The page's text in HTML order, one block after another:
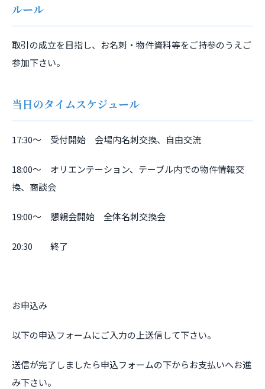
ルール
取引の成立を目指し、お名刺・物件資料等をご持参のうえご
参加下さい。
当日のタイムスケジュール
17:30～ 受付開始 会場内名刺交換、自由交流
18:00～ オリエンテーション、テーブル内での物件情報交
換、商談会
19:00～ 懇親会開始 全体名刺交換会
20:30 終了
お申込み
以下の申込フォームにご入力の上送信して下さい。
送信が完了しましたら申込フォームの下からお支払いへお進
み下さい。